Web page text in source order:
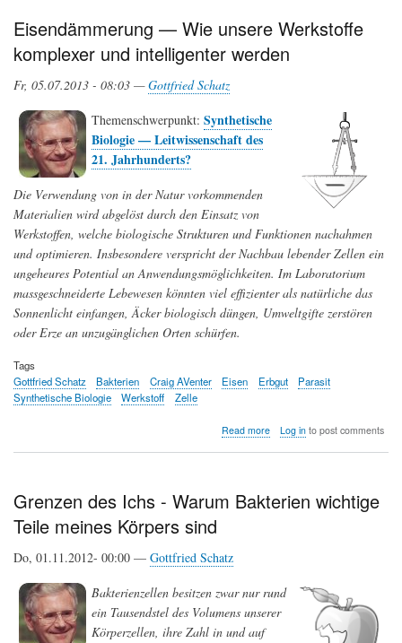
Organismen
die
Eisendämmerung — Wie unsere Werkstoffe
komplexer und intelligenter werden
Fr, 05.07.2013 - 08:03 —Gottfried Schatz
Themenschwerpunkt: Synthetische
Biologie — Leitwissenschaft des
21. Jahrhunderts?
Die Verwendung von in der Natur vorkommenden
Materialien wird abgelöst durch den Einsatz von
Werkstoffen, welche biologische Strukturen und Funktionen nachahmen
und optimieren. Insbesondere verspricht der Nachbau lebender Zellen ein
ungeheures Potential an Anwendungsmöglichkeiten. Im Laboratorium
massgeschneiderte Lebewesen könnten viel effizienter als natürliche das
Sonnenlicht einfangen, Äcker biologisch düngen, Umweltgifte zerstören
oder Erze an unzugänglichen Orten schürfen.
Tags
Gottfried Schatz
Bakterien Craig AVenter Eisen Erbgut
Parasit
Synthetische Biologie
Werkstoff Zelle
Read moreabout
Werkstoffe
Log into post comments
Grenzen des Ichs - Warum Bakterien wichtige
Teile meines Körpers sind
Do, 01.11.2012- 00:00 — Gottfried Schatz
Bakterienzellen besitzen zwar nur rund
ein Tausendstel des Volumens unserer
Körperzellen, ihre Zahl in und auf